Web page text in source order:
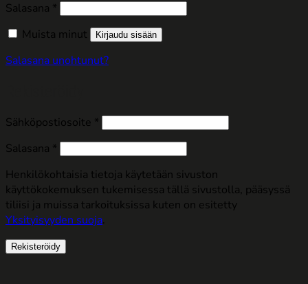
Salasana *
Muista minut
Kirjaudu sisään
Salasana unohtunut?
Sähköpostiosoite *
Salasana *
Henkilökohtaisia tietoja käytetään sivuston
käyttökokemuksen tukemisessa tällä sivustolla, pääsyssä
tiliisi ja muissa tarkoituksissa kuten on esitetty
Yksityisyyden suoja.
Rekisteröidy